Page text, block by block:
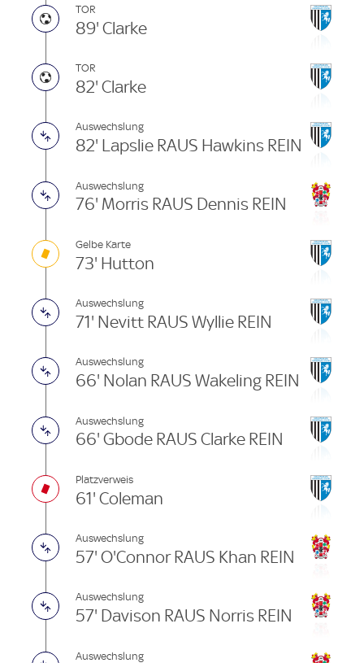
TOR
89' Clarke
TOR
82' Clarke
Auswechslung
82' Lapslie RAUS Hawkins REIN
Auswechslung
76' Morris RAUS Dennis REIN
Gelbe Karte
73' Hutton
Auswechslung
71' Nevitt RAUS Wyllie REIN
Auswechslung
66' Nolan RAUS Wakeling REIN
Auswechslung
66' Gbode RAUS Clarke REIN
Platzverweis
61' Coleman
Auswechslung
57' O'Connor RAUS Khan REIN
Auswechslung
57' Davison RAUS Norris REIN
Auswechslung